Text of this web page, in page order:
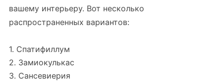
вашему интерьеру. Вот несколько
распространенных вариантов:
1. Спатифиллум
2. Замиокулькас
3. Сансевиерия